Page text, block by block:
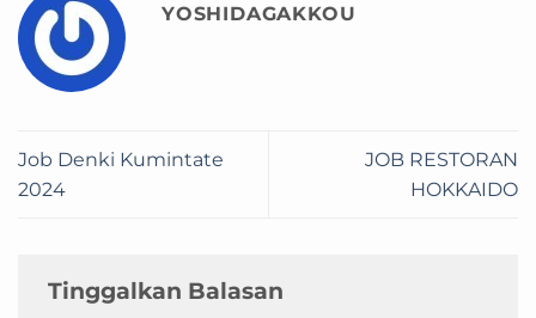
YOSHIDAGAKKOU
Job Denki Kumintate
2024
JOB RESTORAN
HOKKAIDO
Tinggalkan Balasan